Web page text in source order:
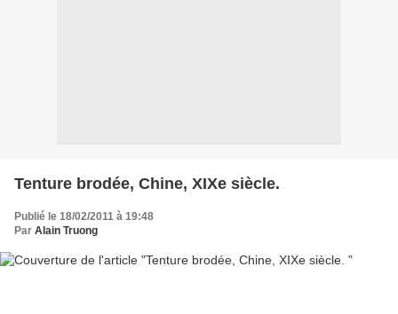
Tenture brodée, Chine, XIXe siècle.
Publié le 18/02/2011 à 19:48
Par Alain Truong